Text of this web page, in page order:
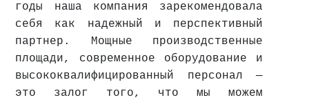
годы наша компания зарекомендовала
себя как надежный и перспективный
партнер. Мощные производственные
площади, современное оборудование и
высококвалифицированный персонал —
это залог того, что мы можем